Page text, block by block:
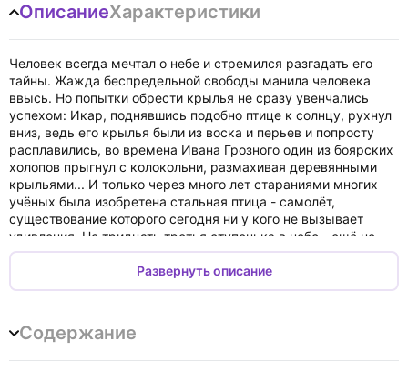
ОписаниеХарактеристики
Человек всегда мечтал о небе и стремился разгадать его
тайны. Жажда беспредельной свободы манила человека
ввысь. Но попытки обрести крылья не сразу увенчались
успехом: Икар, поднявшись подобно птице к солнцу, рухнул
вниз, ведь его крылья были из воска и перьев и попросту
расплавились, во времена Ивана Грозного один из боярских
холопов прыгнул с колокольни, размахивая деревянными
крыльями... И только через много лет стараниями многих
учёных была изобретена стальная птица - самолёт,
существование которого сегодня ни у кого не вызывает
удивления. Но тридцать третья ступенька в небо - ещё не
предел: обязательно будет тридцать четвёртая, тридцать
Для среднего школьного возраста.
детей "Пифагоровы штаны". В конце книги расположен
краткий авиационный словарь.
Развернуть описание
Содержание